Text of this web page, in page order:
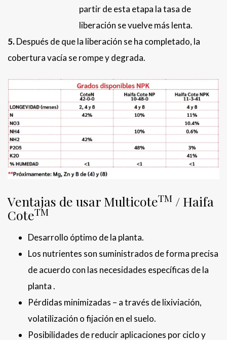
partir de esta etapa la tasa de
liberación se vuelve más lenta.
5.Después de que la liberación se ha completado, la
cobertura vacía se rompe y degrada.
Ventajas de usar MulticoteTM / Haifa
CoteTM
Desarrollo óptimo de la planta.
Los nutrientes son suministrados de forma precisa
de acuerdo con las necesidades específicas de la
planta .
Pérdidas minimizadas – a través de lixiviación,
volatilización o fijación en el suelo.
Posibilidades de reducir aplicaciones por ciclo y